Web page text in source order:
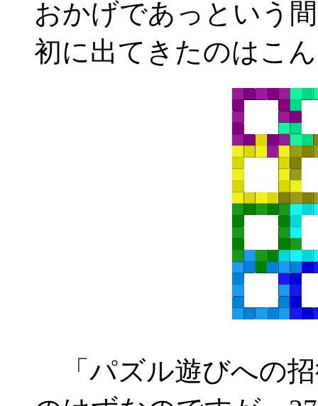
おかげであっという
初に出てきたのはこ
「パズル遊びへの招